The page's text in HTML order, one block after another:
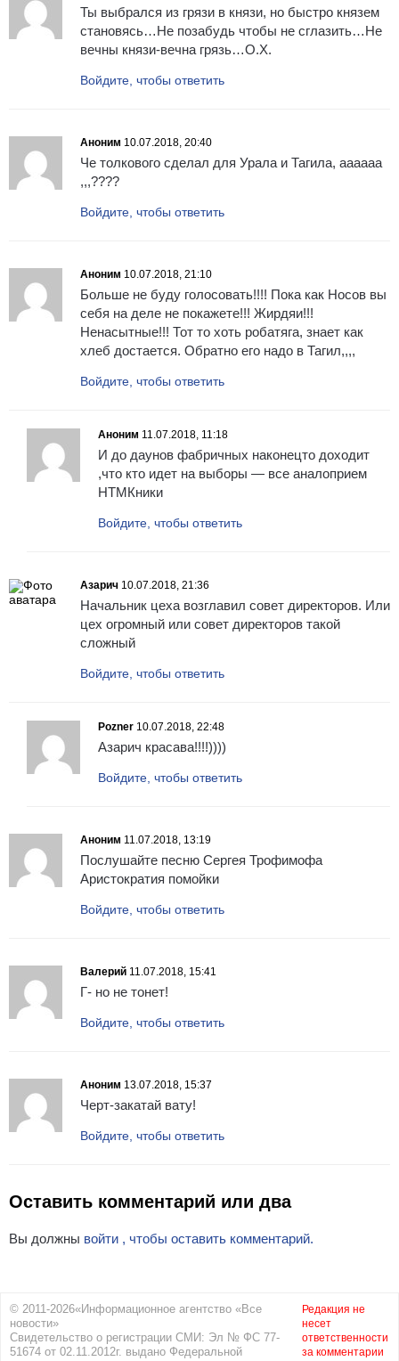
Ты выбрался из грязи в князи, но быстро князем
становясь…Не позабудь чтобы не сглазить…Не
вечны князи-вечна грязь…О.Х.
Войдите, чтобы ответить
Аноним 10.07.2018, 20:40
Че толкового сделал для Урала и Тагила, аааааа
,,,????
Войдите, чтобы ответить
Аноним 10.07.2018, 21:10
Больше не буду голосовать!!!! Пока как Носов вы
себя на деле не покажете!!! Жирдяи!!!
Ненасытные!!! Тот то хоть робатяга, знает как
хлеб достается. Обратно его надо в Тагил,,,,
Войдите, чтобы ответить
Аноним 11.07.2018, 11:18
И до даунов фабричных наконецто доходит
,что кто идет на выборы — все аналоприем
НТМКники
Войдите, чтобы ответить
Азарич 10.07.2018, 21:36
Начальник цеха возглавил совет директоров. Или
цех огромный или совет директоров такой
сложный
Войдите, чтобы ответить
Pozner 10.07.2018, 22:48
Азарич красава!!!!))))
Войдите, чтобы ответить
Аноним 11.07.2018, 13:19
Послушайте песню Сергея Трофимофа
Аристократия помойки
Войдите, чтобы ответить
Валерий 11.07.2018, 15:41
Г- но не тонет!
Войдите, чтобы ответить
Аноним 13.07.2018, 15:37
Черт-закатай вату!
Войдите, чтобы ответить
Оставить комментарий или два
Вы должны войти , чтобы оставить комментарий.
© 2011-2026«Информационное агентство «Все
новости»
Свидетельство о регистрации СМИ: Эл № ФС 77-
51674 от 02.11.2012г. выдано Федеральной
Редакция не
несет
ответственности
за комментарии